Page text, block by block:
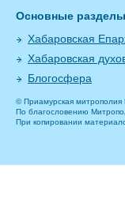
Основные
Хабаровская
Хабаровская
Блогосфера
© Приамурская митрополия
По благословению
При копировании